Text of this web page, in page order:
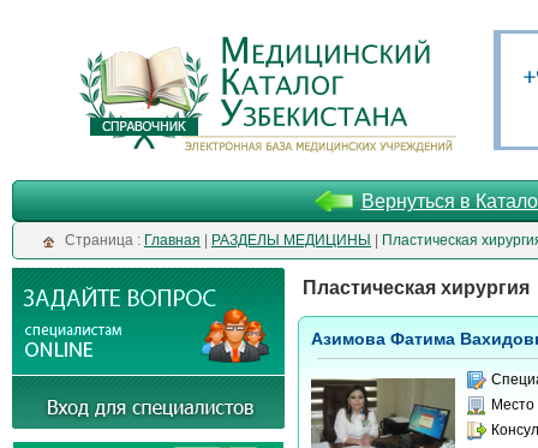
Вернуться в
Cтраница : Главная РАЗДЕЛЫ МЕДИЦИНЫ Пластическая
Пластическая хирургия
Азимова Фатима